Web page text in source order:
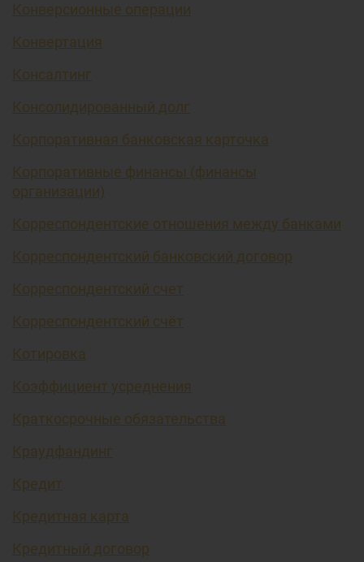
Конверсионные операции
Конвертация
Консалтинг
Консолидированный долг
Корпоративная банковская карточка
Корпоративные финансы (финансы
организации)
Корреспондентские отношения между банками
Корреспондентский банковский договор
Корреспондентский счет
Корреспондентский счёт
Котировка
Коэффициент усреднения
Краткосрочные обязательства
Краудфандинг
Кредит
Кредитная карта
Кредитный договор